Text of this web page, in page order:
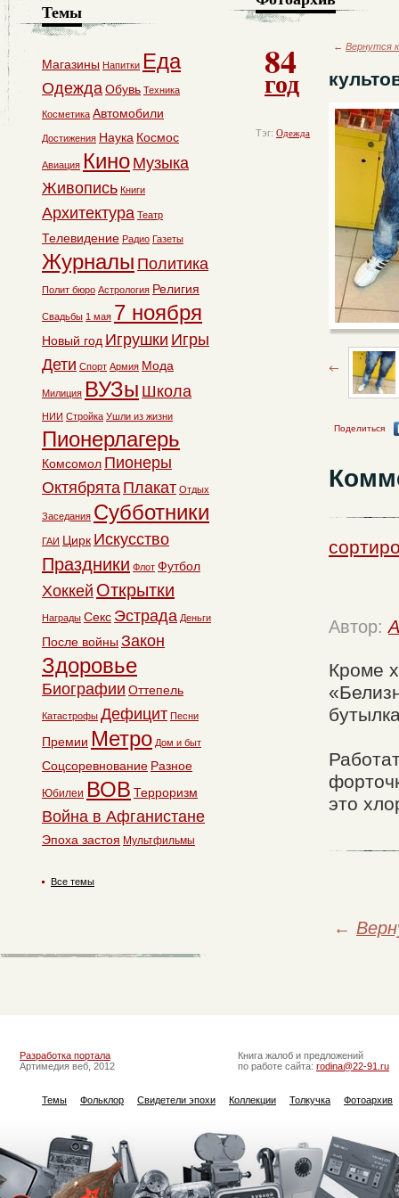
84
год
Тэг: Одежда
← Вернутся
Поделиться
Автор:
Кроме
это
←
Темы
Магазины Напитки Еда
ОдеждаОбувь Техника
Косметика Автомобили
Достижения Наука Космос
Авиация Кино Музыка
Живопись Книги
Архитектура Театр
Телевидение Радио Газеты
Журналы Политика
Полит бюро Астрология Религия
Свадьбы 1 мая 7 ноября
Новый год Игрушки Игры
Дети Спорт Армия Мода
Милиция ВУЗы Школа
НИИ Стройка Ушли из жизни
Пионерлагерь
Комсомол Пионеры
Октябрята Плакат Отдых
Заседания Субботники
ГАИ Цирк Искусство
Праздники Флот Футбол
Хоккей Открытки
Награды Секс Эстрада Деньги
После войны Закон
Здоровье
Биографии Оттепель
Катастрофы Дефицит Песни
Премии Метро Дом и быт
Соцсоревнование Разное
Юбилеи ВОВ Терроризм
Война в Афганистане
Эпоха застоя Мультфильмы
Все темы
Разработка портала
Артимедия веб, 2012
Книга жалоб и предложений
по работе сайта: rodina@22-91.ru
Темы Фольклор Свидетели эпохи Коллекции Толкучка Фотоархив